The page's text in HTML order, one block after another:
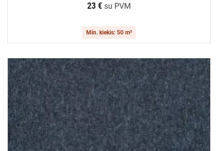
23 € su PVM
Min. kiekis: 50 m²